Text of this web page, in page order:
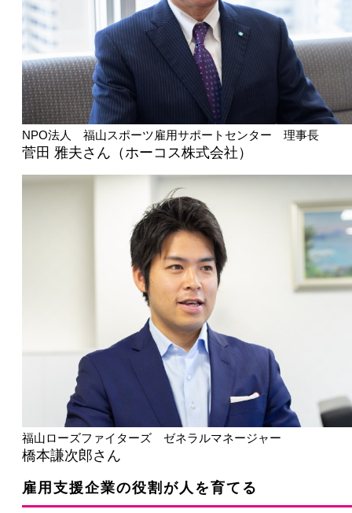
NPO法人 福山スポーツ雇用サポートセンター 理事長
菅田 雅夫さん（ホーコス株式会社）
福山ローズファイターズ ゼネラルマネージャー
橋本謙次郎さん
雇用支援企業の役割が人を育てる